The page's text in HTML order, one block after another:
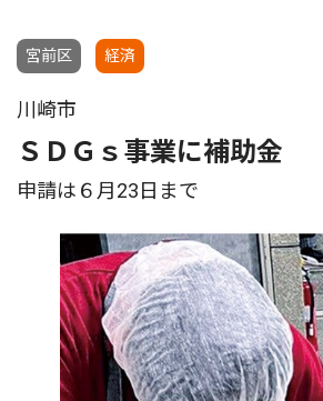
宮前区 経済
川崎市
ＳＤＧｓ事業に補助金
申請は６月23日まで